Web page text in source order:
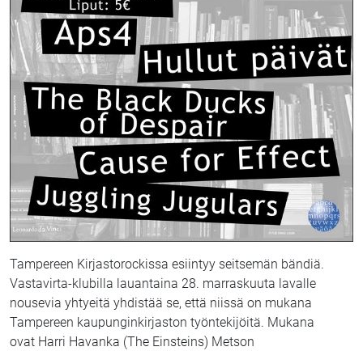
Tampereen Kirjastorockissa esiintyy seitsemän bändiä.
Vastavirta-klubilla lauantaina 28. marraskuuta lavalle
nousevia yhtyeitä yhdistää se, että niissä on mukana
Tampereen kaupunginkirjaston työntekijöitä. Mukana
ovat Harri Havanka (The Einsteins) Metson